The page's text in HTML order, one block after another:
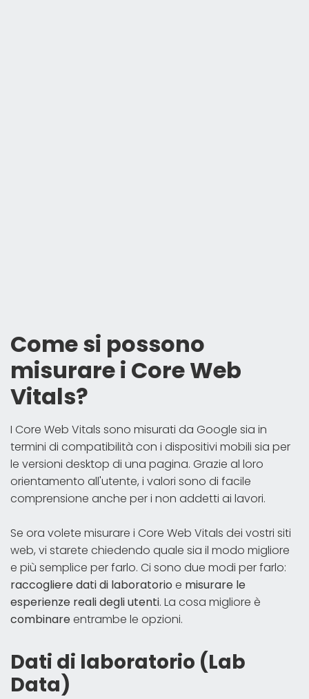
Come si possono
misurare i Core Web
Vitals?
I Core Web Vitals sono misurati da Google sia in
termini di compatibilità con i dispositivi mobili sia per
le versioni desktop di una pagina. Grazie al loro
orientamento all'utente, i valori sono di facile
comprensione anche per i non addetti ai lavori.
Se ora volete misurare i Core Web Vitals dei vostri siti
web, vi starete chiedendo quale sia il modo migliore
e più semplice per farlo. Ci sono due modi per farlo:
raccogliere dati di laboratorio e misurare le
esperienze reali degli utenti. La cosa migliore è
combinareentrambe le opzioni.
Dati di laboratorio (Lab
Data)